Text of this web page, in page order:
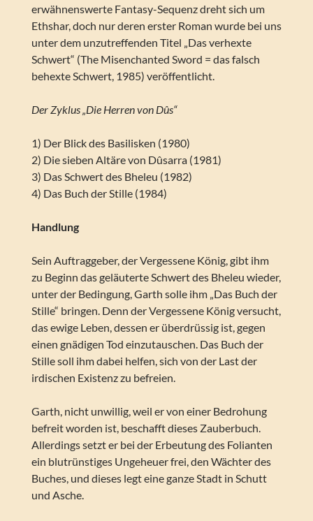
erwähnenswerte Fantasy-Sequenz dreht sich um
Ethshar, doch nur deren erster Roman wurde bei uns
unter dem unzutreffenden Titel „Das verhexte
Schwert“ (The Misenchanted Sword = das falsch
behexte Schwert, 1985) veröffentlicht.
Der Zyklus „Die Herren von Dûs“
1) Der Blick des Basilisken (1980)
2) Die sieben Altäre von Dûsarra (1981)
3) Das Schwert des Bheleu (1982)
4) Das Buch der Stille (1984)
Handlung
Sein Auftraggeber, der Vergessene König, gibt ihm
zu Beginn das geläuterte Schwert des Bheleu wieder,
unter der Bedingung, Garth solle ihm „Das Buch der
Stille“ bringen. Denn der Vergessene König versucht,
das ewige Leben, dessen er überdrüssig ist, gegen
einen gnädigen Tod einzutauschen. Das Buch der
Stille soll ihm dabei helfen, sich von der Last der
irdischen Existenz zu befreien.
Garth, nicht unwillig, weil er von einer Bedrohung
befreit worden ist, beschafft dieses Zauberbuch.
Allerdings setzt er bei der Erbeutung des Folianten
ein blutrünstiges Ungeheuer frei, den Wächter des
Buches, und dieses legt eine ganze Stadt in Schutt
und Asche.